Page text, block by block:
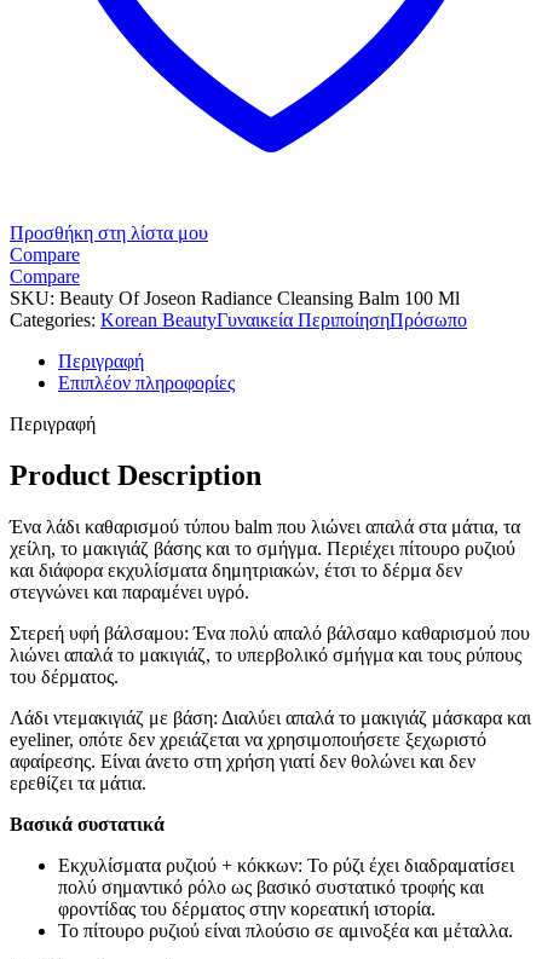
Προσθήκη στη λίστα μου
Compare
Compare
SKU: Beauty Of Joseon Radiance Cleansing Balm 100 Ml
Categories: Korean BeautyΓυναικεία ΠεριποίησηΠρόσωπο
Περιγραφή
Επιπλέον πληροφορίες
Περιγραφή
Product Description
Ένα λάδι καθαρισμού τύπου balm που λιώνει απαλά στα μάτια, τα
χείλη, το μακιγιάζ βάσης και το σμήγμα. Περιέχει πίτουρο ρυζιού
και διάφορα εκχυλίσματα δημητριακών, έτσι το δέρμα δεν
στεγνώνει και παραμένει υγρό.
Στερεή υφή βάλσαμου: Ένα πολύ απαλό βάλσαμο καθαρισμού που
λιώνει απαλά το μακιγιάζ, το υπερβολικό σμήγμα και τους ρύπους
του δέρματος.
Λάδι ντεμακιγιάζ με βάση: Διαλύει απαλά το μακιγιάζ μάσκαρα και
eyeliner, οπότε δεν χρειάζεται να χρησιμοποιήσετε ξεχωριστό
αφαίρεσης. Είναι άνετο στη χρήση γιατί δεν θολώνει και δεν
ερεθίζει τα μάτια.
Βασικά συστατικά
Εκχυλίσματα ρυζιού + κόκκων: Το ρύζι έχει διαδραματίσει
πολύ σημαντικό ρόλο ως βασικό συστατικό τροφής και
φροντίδας του δέρματος στην κορεατική ιστορία.
Το πίτουρο ρυζιού είναι πλούσιο σε αμινοξέα και μέταλλα.